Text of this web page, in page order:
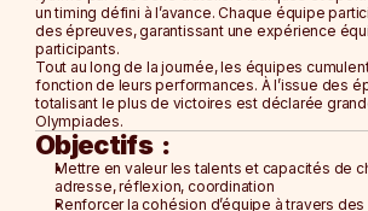
Le Nectar Bar
L'Espace Pollen
NOS FORMULES
Soirée d'Entreprise
Afterwork
Team Building
Journée d'Étude
un timing défini à l’avance. Chaque équipe
des épreuves, garantissant une expérience
participants.
Tout au long de la journée, les équipes
fonction de leurs performances. À l’issue des
totalisant le plus de victoires est déclarée
Olympiades.
Objectifs  :
Mettre en valeur les talents et capacités de
adresse, réflexion, coordination
Renforcer la cohésion d’équipe à travers